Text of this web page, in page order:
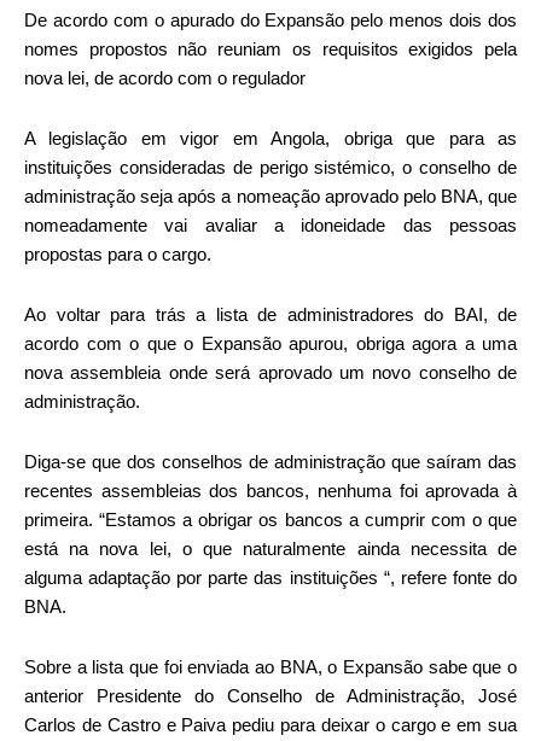
De acordo com o apurado do Expansão pelo menos dois dos
nomes propostos não reuniam os requisitos exigidos pela
nova lei, de acordo com o regulador
A legislação em vigor em Angola, obriga que para as
instituições consideradas de perigo sistémico, o conselho de
administração seja após a nomeação aprovado pelo BNA, que
nomeadamente vai avaliar a idoneidade das pessoas
propostas para o cargo.
Ao voltar para trás a lista de administradores do BAI, de
acordo com o que o Expansão apurou, obriga agora a uma
nova assembleia onde será aprovado um novo conselho de
administração.
Diga-se que dos conselhos de administração que saíram das
recentes assembleias dos bancos, nenhuma foi aprovada à
primeira. “Estamos a obrigar os bancos a cumprir com o que
está na nova lei, o que naturalmente ainda necessita de
alguma adaptação por parte das instituições “, refere fonte do
BNA.
Sobre a lista que foi enviada ao BNA, o Expansão sabe que o
anterior Presidente do Conselho de Administração, José
Carlos de Castro e Paiva pediu para deixar o cargo e em sua